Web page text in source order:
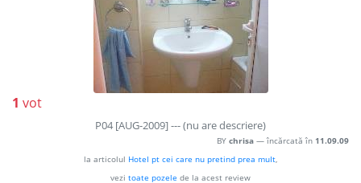
1 vot
P04 [AUG-2009] --- (nu are descriere)
BY chrisa — încărcată în 11.09.09
la articolul HoteI pt cei care nu pretind prea muIt,
vezi toate pozele de la acest review